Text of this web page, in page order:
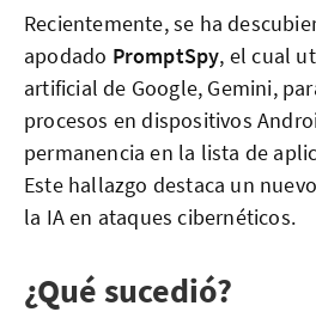
Recientemente, se ha
apodado PromptSpy, el cual
artificial de Google, Gemini,
procesos en dispositivos
permanencia en la lista de
Este hallazgo destaca un
la IA en ataques cibernéticos.
¿Qué sucedió?